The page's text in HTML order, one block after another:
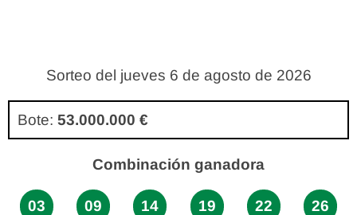
Sorteo del jueves 6 de agosto de 2026
Bote: 53.000.000 €
Combinación ganadora
03 09 14 19 22 26